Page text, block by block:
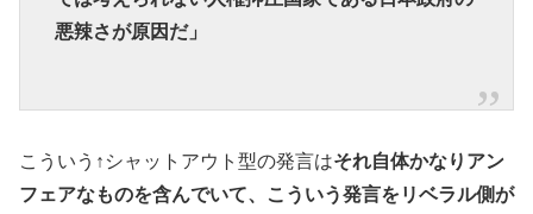
悪辣さが原因だ」
こういう↑シャットアウト型の発言はそれ自体かなりアン
フェアなものを含んでいて、こういう発言をリベラル側が